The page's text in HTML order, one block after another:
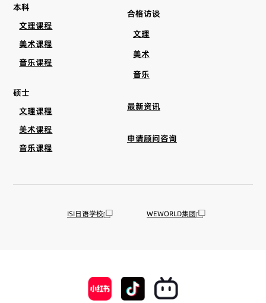
本科
文理课程
美术课程
音乐课程
硕士
文理课程
美术课程
音乐课程
合格访谈
文理
美术
音乐
最新资讯
申请顾问咨询
ISI日语学校 WEWORLD集团